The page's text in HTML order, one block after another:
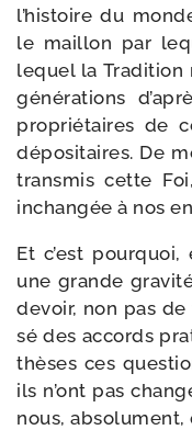
l’histoire du
le maillon par
lequel la Tradition
géné­ra­tions
pro­prié­taires de
dépo­si­taires. De
trans­mis cette
inchan­gée à nos
Et c’est
une grande
devoir, non pas
sé des accords
thèses ces
ils n’ont pas
nous,